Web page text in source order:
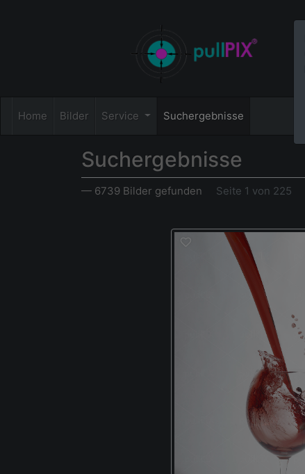
Home Bilder Service Suchergebnisse
Suchergebnisse
— 6739 Bilder gefunden Seite 1 von 225